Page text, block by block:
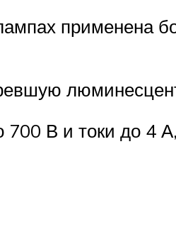
применена
В и токи до 4